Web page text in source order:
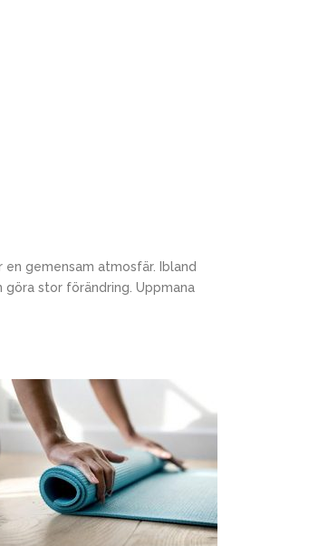
gemensam atmosfär. Ibland
stor förändring. Uppmana